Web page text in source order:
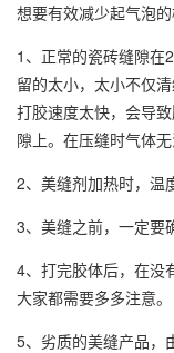
想要有效减少起气泡
1、正常的瓷砖缝隙在
留的太小，太小不仅
打胶速度太快，会导
隙上。在压缝时气体
2、美缝剂加热时，温
3、美缝之前，一定要
4、打完胶体后，在没
大家都需要多多注意。
5、劣质的美缝产品，